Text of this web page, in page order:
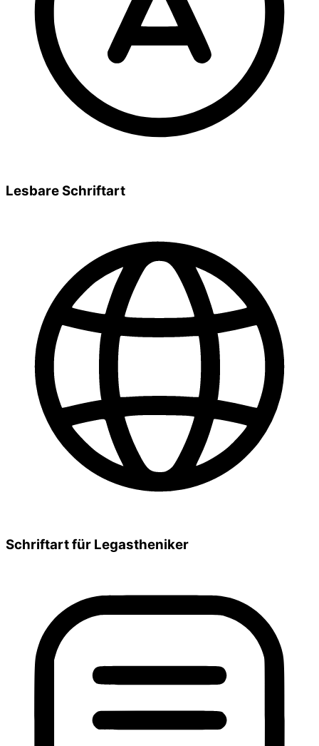
Lesbare Schriftart
Schriftart für Legastheniker